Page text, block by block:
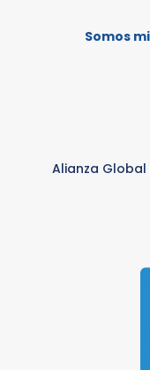
Somos
Alianza